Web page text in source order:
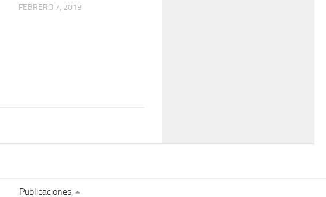
FEBRERO 7, 2013
Publicaciones